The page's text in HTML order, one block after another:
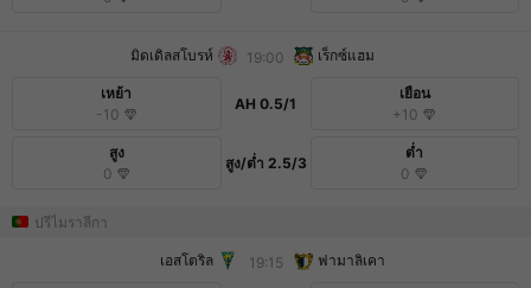
มิดเดิลสโบรห์ 19:00 เร็กซ์แฮม
เหย้า
-10
AH 0.5/1
เยือน
+10
สูง
0
สูง/ต่ำ 2.5/3
ต่ำ
0
ปรีไมราลีกา
เอสโตริล 19:15 ฟามาลิเคา